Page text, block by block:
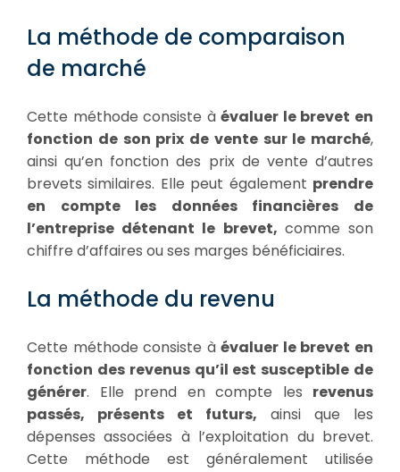
La méthode de comparaison
de marché
Cette méthode consiste à évaluer le brevet en
fonction de son prix de vente sur le marché,
ainsi qu’en fonction des prix de vente d’autres
brevets similaires. Elle peut également prendre
en compte les données financières de
l’entreprise détenant le brevet, comme son
chiffre d’affaires ou ses marges bénéficiaires.
La méthode du revenu
Cette méthode consiste àévaluer le brevet en
fonction des revenus qu’il est susceptible de
générer. Elle prend en compte les revenus
passés, présents et futurs, ainsi que les
dépenses associées à l’exploitation du brevet.
Cette méthode est généralement utilisée